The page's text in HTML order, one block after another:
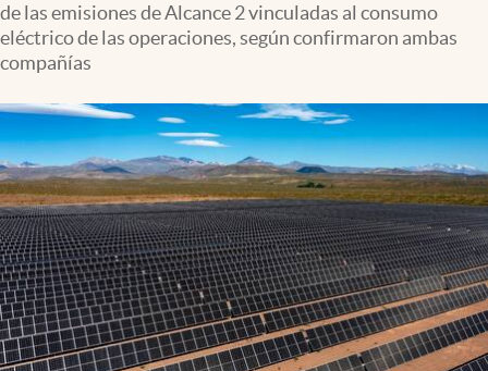
Apertura
Infotechnology
Clima
Mundial 2026
Eventos Corporativos
El Cronista Studio
Mediakit
abre en nueva pestaña
Argentina
de las emisiones de Alcance 2 vinculadas al consumo
eléctrico de las operaciones, según confirmaron ambas
compañías